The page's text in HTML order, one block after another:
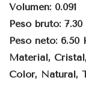
Volumen: 0.091
Peso bruto:
Peso neto: 6.50
Material,
Color, Natural,